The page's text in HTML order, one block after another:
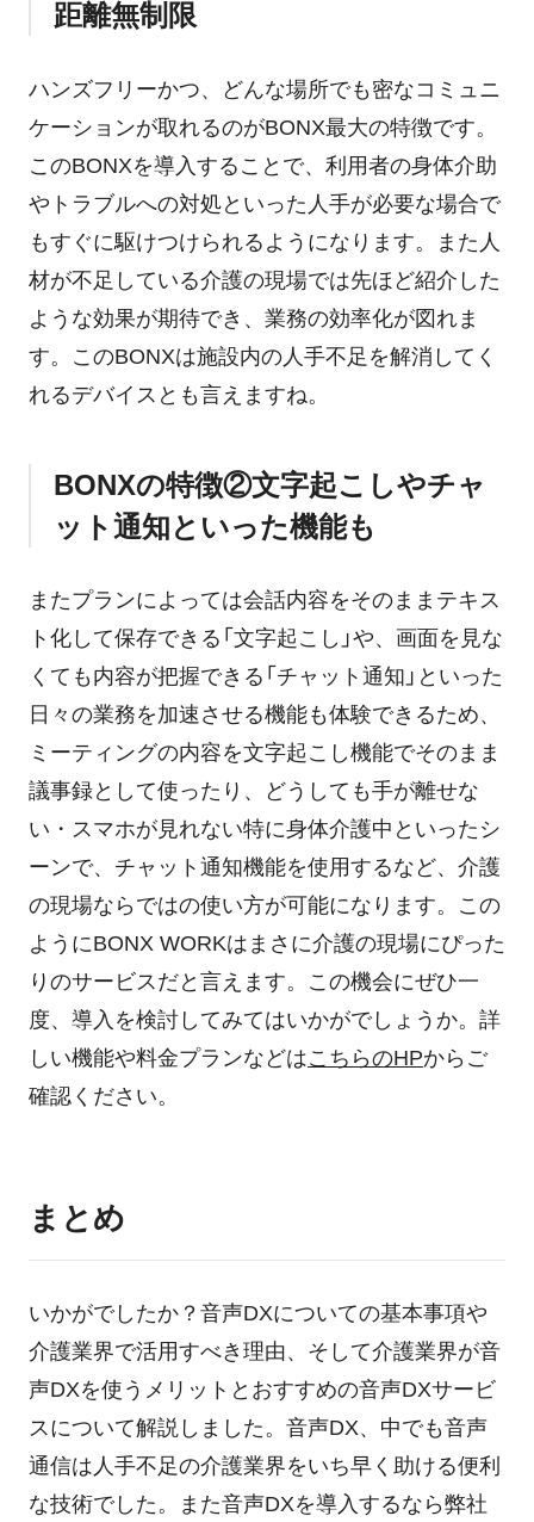
距離無制限
ハンズフリーかつ、どんな場所でも密なコミュニ
ケーションが取れるのがBONX最大の特徴です。
このBONXを導入することで、利用者の身体介助
やトラブルへの対処といった人手が必要な場合で
もすぐに駆けつけられるようになります。また人
材が不足している介護の現場では先ほど紹介した
ような効果が期待でき、業務の効率化が図れま
す。このBONXは施設内の人手不足を解消してく
れるデバイスとも言えますね。
BONXの特徴②文字起こしやチャ
ット通知といった機能も
またプランによっては会話内容をそのままテキス
ト化して保存できる「文字起こし」や、画面を見な
くても内容が把握できる「チャット通知」といった
日々の業務を加速させる機能も体験できるため、
ミーティングの内容を文字起こし機能でそのまま
議事録として使ったり、どうしても手が離せな
い・スマホが見れない特に身体介護中といったシ
ーンで、チャット通知機能を使用するなど、介護
の現場ならではの使い方が可能になります。この
ようにBONX WORKはまさに介護の現場にぴった
りのサービスだと言えます。この機会にぜひ一
度、導入を検討してみてはいかがでしょうか。詳
しい機能や料金プランなどはこちらのHPからご
確認ください。
まとめ
いかがでしたか？音声DXについての基本事項や
介護業界で活用すべき理由、そして介護業界が音
声DXを使うメリットとおすすめの音声DXサービ
スについて解説しました。音声DX、中でも音声
通信は人手不足の介護業界をいち早く助ける便利
な技術でした。また音声DXを導入するなら弊社